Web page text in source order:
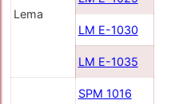
Lema
LM E-1030
LM E-1035
SPM 1016